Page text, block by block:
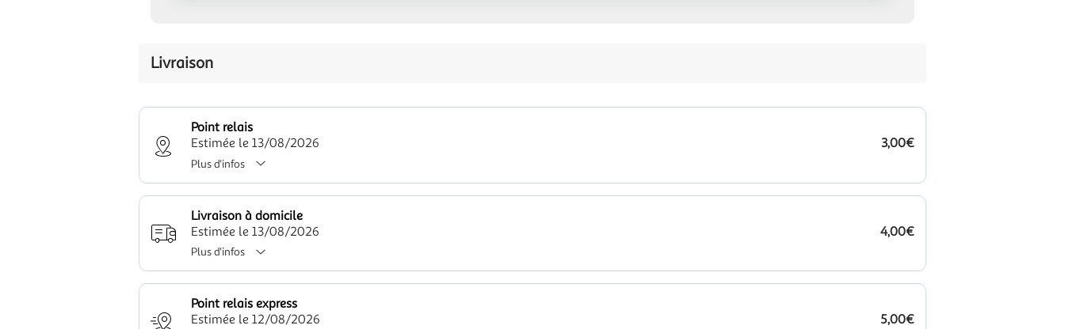
Livraison
Point relais
Estimée le 13/08/2026
3,00€
Plus d'infos
Livraison à domicile
Estimée le 13/08/2026
4,00€
Plus d'infos
Point relais express
Estimée le 12/08/2026
5,00€